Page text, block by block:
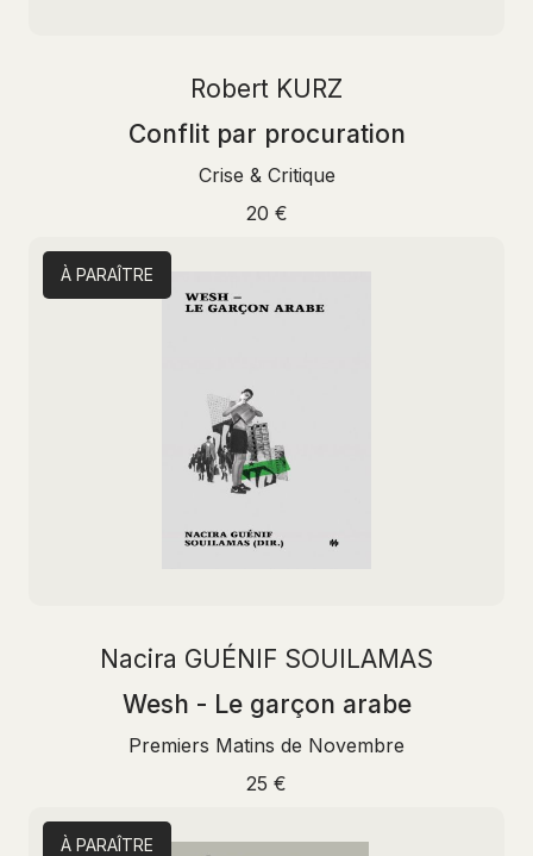
Robert KURZ
Conflit par procuration
Crise & Critique
20 €
À PARAÎTRE
Nacira GUÉNIF SOUILAMAS
Wesh - Le garçon arabe
Premiers Matins de Novembre
25 €
À PARAÎTRE